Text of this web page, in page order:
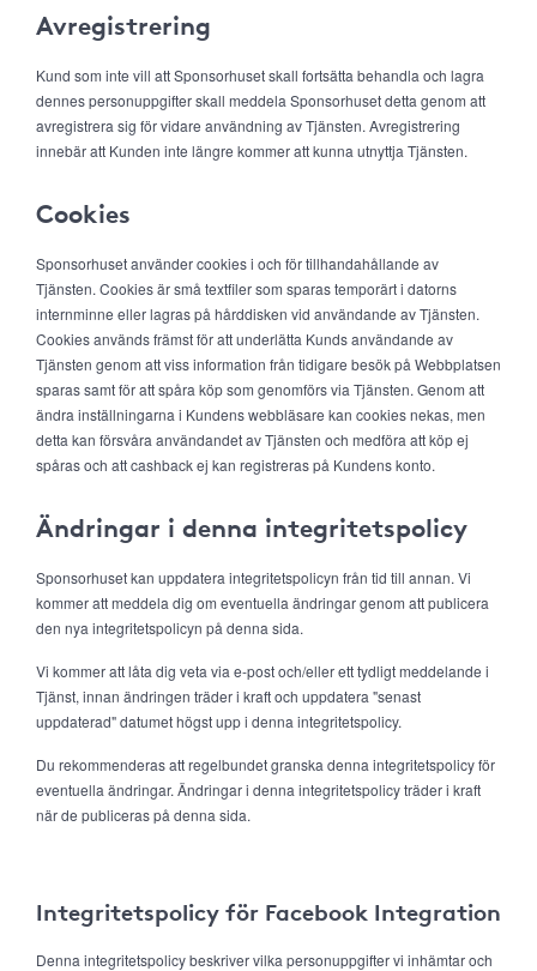
Avregistrering
Kund som inte vill att Sponsorhuset skall fortsätta behandla och lagra
dennes personuppgifter skall meddela Sponsorhuset detta genom att
avregistrera sig för vidare användning av Tjänsten. Avregistrering
innebär att Kunden inte längre kommer att kunna utnyttja Tjänsten.
Cookies
Sponsorhuset använder cookies i och för tillhandahållande av
Tjänsten. Cookies är små textfiler som sparas temporärt i datorns
internminne eller lagras på hårddisken vid användande av Tjänsten.
Cookies används främst för att underlätta Kunds användande av
Tjänsten genom att viss information från tidigare besök på Webbplatsen
sparas samt för att spåra köp som genomförs via Tjänsten. Genom att
ändra inställningarna i Kundens webbläsare kan cookies nekas, men
detta kan försvåra användandet av Tjänsten och medföra att köp ej
spåras och att cashback ej kan registreras på Kundens konto.
Ändringar i denna integritetspolicy
Sponsorhuset kan uppdatera integritetspolicyn från tid till annan. Vi
kommer att meddela dig om eventuella ändringar genom att publicera
den nya integritetspolicyn på denna sida.
Vi kommer att låta dig veta via e-post och/eller ett tydligt meddelande i
Tjänst, innan ändringen träder i kraft och uppdatera "senast
uppdaterad" datumet högst upp i denna integritetspolicy.
Du rekommenderas att regelbundet granska denna integritetspolicy för
eventuella ändringar. Ändringar i denna integritetspolicy träder i kraft
när de publiceras på denna sida.
Integritetspolicy för Facebook Integration
Denna integritetspolicy beskriver vilka personuppgifter vi inhämtar och